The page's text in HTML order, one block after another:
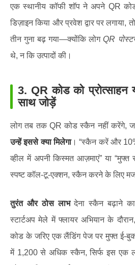
एक स्थानीय कॉफी शॉप ने अपने QR
डिज़ाइन किया और प्रवेश द्वार पर लगाया,
तीन गुना बढ़ गया—क्योंकि लोगQR
थे, न कि उत्पादों की।
3. QR कोड को
साथ जोड़ें
लोग तब तक QR कोड स्कैन नहीं करेंगे,
उन्हें इससे क्या मिलेगा। “स्कैन करें और 10%
व्हील में अपनी किस्मत आज़माएं” या
स्पष्ट कॉल-टू-एक्शन, स्कैन करने के लिए
तुरंत और ठोस लाभदेना स्कैन बढ़ाने
स्टार्टअप मेले में फ्लायर अभियान के
कोड के जरिए एक लैंडिंग पेज पर मुफ्त ई-बुक
में 1,200 से अधिक स्कैन, सिर्फ इस एक